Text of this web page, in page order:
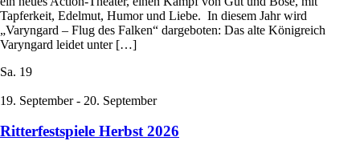
Tapferkeit, Edelmut, Humor und Liebe. In diesem Jahr wird
„Varyngard – Flug des Falken“ dargeboten: Das alte Königreich
Varyngard leidet unter […]
Sa. 19
19. September- 20. September
Ritterfestspiele Herbst 2026